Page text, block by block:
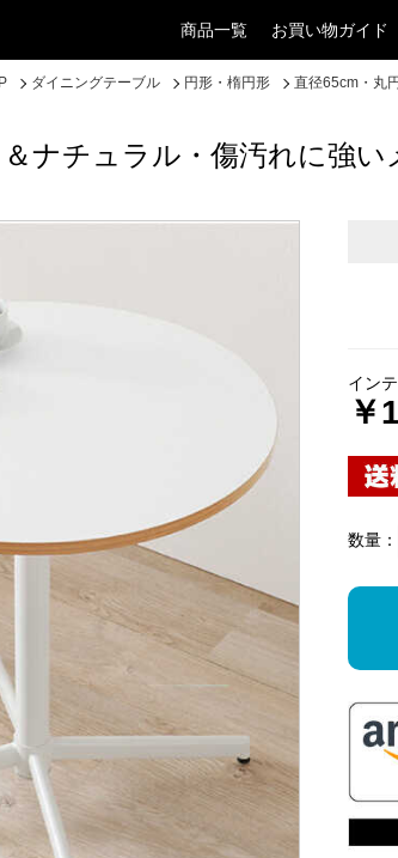
商品一覧 お買い物ガイド
ダイニングテーブル 円形・楕円形 直径65cm・丸
ナチュラル・傷汚れに強い
イン
￥
数量：